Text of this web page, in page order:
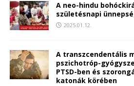
A neo-hindu
születésnapi
2025.01.12.
A transzcendentális
pszichotróp-
PTSD-ben és
katonák körében